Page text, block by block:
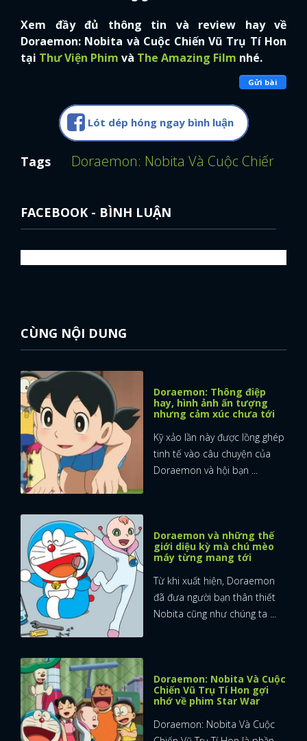
FACEBOOK GOOGLE
Xem đầy đủ thông tin và review hay về
Doraemon: Nobita và Cuộc Chiến Vũ Trụ Tí Hon
tại Thư Viện Phim và The Amazing Film nhé.
Gửi bài
Lót dép hóng ngay bình luận
Tags Doraemon: Nobita Và Cuộc Chiến Vũ
FACEBOOK - BÌNH LUẬN
CÙNG NỘI DUNG
Doraemon: Thông điệp
hay, hình ảnh ấn tượng
nhưng cảm xúc chưa tới
Kỹ xảo lần này được lồng ghép
tinh tế vào câu chuyện của
Doraemon và hội bạn ...
Doraemon và những thế
giới diệu kỳ mà chú mèo
máy từng mang tới
Từ khi xuất hiện, Doraemon
đã đưa người bạn thân thiết
Nobita cũng như chúng ta ...
Doraemon: Nobita Và Cuộc
Chiến Vũ Trụ Tí Hon gợi
nhớ về phim Star War
Doraemon: Nobita Và Cuộc